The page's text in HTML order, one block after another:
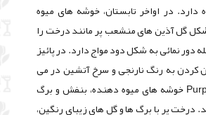
دارد. در اواخر تابستان، خوشه های میوه
گل آذین های منشعب پر مانند درخت را
دور نمائی به شکل دود مواج دارد. در پائیز
کردن به رنگ نارنجی و سرخ آتشین در می
آیند. واریته Purpurea خوشه های میوه دهنده، بنفش و برگ
درخت پر با برگ ها و گل های زیبای رنگین،